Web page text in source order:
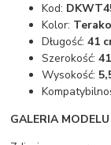
Kod:
Kolor:
Długość:41
Szerokość:
Wysokość:
GALERIA MODELU